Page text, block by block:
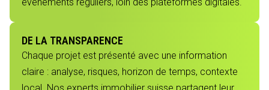
DE LA TRANSPARENCE
Chaque projet est présenté avec une information
claire : analyse, risques, horizon de temps, contexte